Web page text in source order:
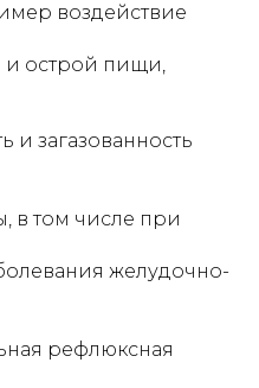
воздействие
и острой пищи,
и загазованность
в том числе при
желудочно-
рефлюксная